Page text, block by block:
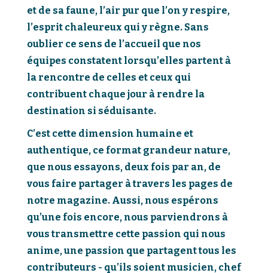
et de sa faune, l’air pur que l’on y respire,
l’esprit chaleureux qui y règne. Sans
oublier ce sens de l’accueil que nos
équipes constatent lorsqu’elles partent à
la rencontre de celles et ceux qui
contribuent chaque jour à rendre la
destination si séduisante.
C’est cette dimension humaine et
authentique, ce format grandeur nature,
que nous essayons, deux fois par an, de
vous faire partager à travers les pages de
notre magazine. Aussi, nous espérons
qu’une fois encore, nous parviendrons à
vous transmettre cette passion qui nous
anime, une passion que partagent tous les
contributeurs - qu’ils soient musicien, chef